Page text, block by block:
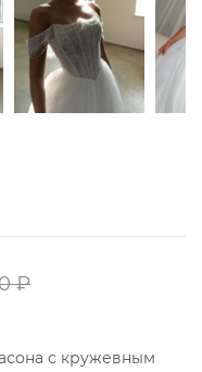
₽
с кружевным